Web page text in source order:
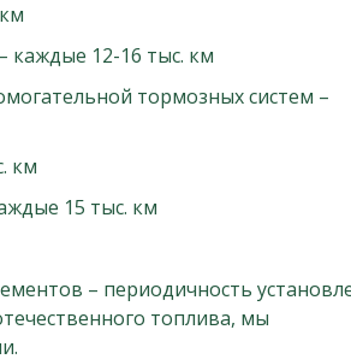
каждые 12-16 тыс. км
тормозных систем –
км
15 тыс. км
– периодичность
топлива, мы